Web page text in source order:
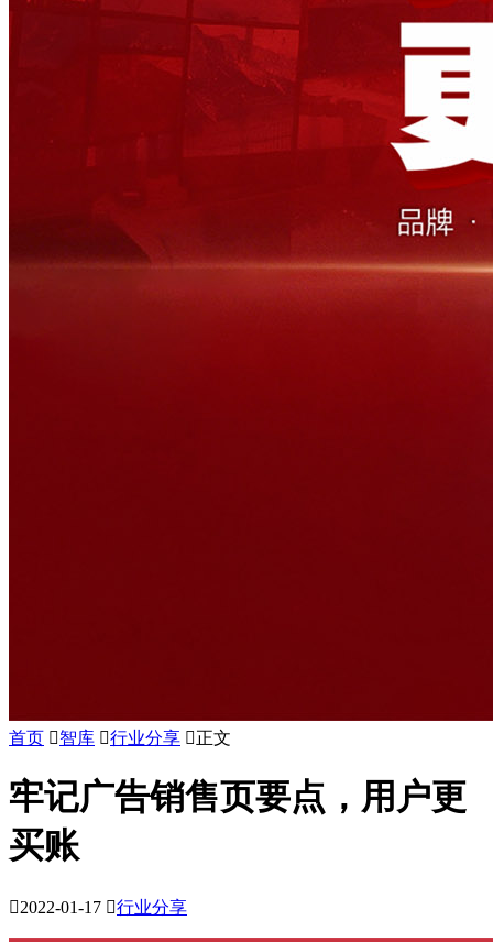
首页 智库 行业分享 正文
牢记广告销售页要点，用户更
买账
2022-01-17 行业分享